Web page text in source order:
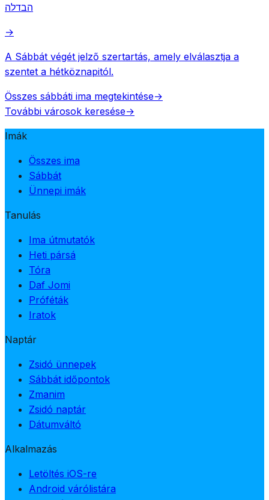
הבדלה
→
A Sábbát végét jelző szertartás, amely elválasztja a
szentet a hétköznapitól.
Összes sábbáti ima megtekintése→
További városok keresése→
Imák
Összes ima
Sábbát
Ünnepi imák
Tanulás
Ima útmutatók
Heti pársá
Tóra
Daf Jomi
Próféták
Iratok
Naptár
Zsidó ünnepek
Sábbát időpontok
Zmanim
Zsidó naptár
Dátumváltó
Alkalmazás
Letöltés iOS-re
Android várólistára